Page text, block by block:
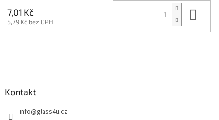
7,01 Kč
5,79 Kč bez DPH
Kontakt
info@glass4u.cz